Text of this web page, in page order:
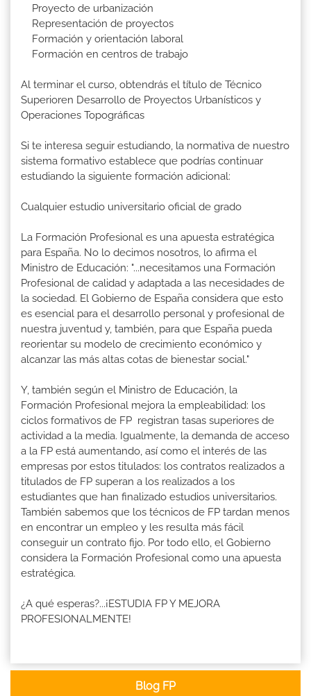
Proyecto de urbanización
Representación de proyectos
Formación y orientación laboral
Formación en centros de trabajo
Al terminar el curso, obtendrás el título de Técnico
Superioren Desarrollo de Proyectos Urbanísticos y
Operaciones Topográficas
Si te interesa seguir estudiando, la normativa de nuestro
sistema formativo establece que podrías continuar
estudiando la siguiente formación adicional:
Cualquier estudio universitario oficial de grado
La Formación Profesional es una apuesta estratégica
para España. No lo decimos nosotros, lo afirma el
Ministro de Educación: "...necesitamos una Formación
Profesional de calidad y adaptada a las necesidades de
la sociedad. El Gobierno de España considera que esto
es esencial para el desarrollo personal y profesional de
nuestra juventud y, también, para que España pueda
reorientar su modelo de crecimiento económico y
alcanzar las más altas cotas de bienestar social."
Y, también según el Ministro de Educación, la
Formación Profesional mejora la empleabilidad: los
ciclos formativos de FP registran tasas superiores de
actividad a la media. Igualmente, la demanda de acceso
a la FP está aumentando, así como el interés de las
empresas por estos titulados: los contratos realizados a
titulados de FP superan a los realizados a los
estudiantes que han finalizado estudios universitarios.
También sabemos que los técnicos de FP tardan menos
en encontrar un empleo y les resulta más fácil
conseguir un contrato fijo. Por todo ello, el Gobierno
considera la Formación Profesional como una apuesta
estratégica.
¿A qué esperas?...¡ESTUDIA FP Y MEJORA
PROFESIONALMENTE!
Blog FP